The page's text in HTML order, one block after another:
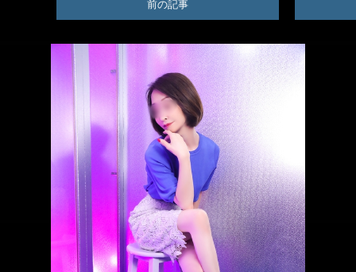
前の記事